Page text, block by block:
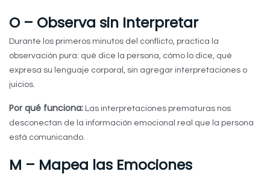
O – Observa sin Interpretar
Durante los primeros minutos del conflicto, practica la
observación pura: qué dice la persona, cómo lo dice, qué
expresa su lenguaje corporal, sin agregar interpretaciones o
juicios.
Por qué funciona: Las interpretaciones prematuras nos
desconectan de la información emocional real que la persona
está comunicando.
M – Mapea las Emociones